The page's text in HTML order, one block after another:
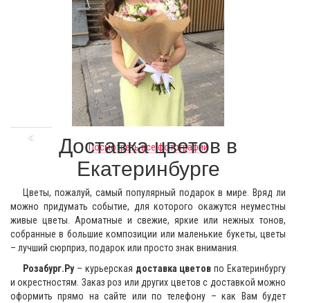
Посмотреть все фотографии
< Доставка цветов в
Екатеринбурге
Цветы, пожалуй, самый популярный подарок в мире. Вряд ли
можно придумать событие, для которого окажутся неуместны
живые цветы. Ароматные и свежие, яркие или нежных тонов,
собранные в большие композиции или маленькие букеты, цветы
– лучший сюрприз, подарок или просто знак внимания.
Розабург.Ру– курьерская доставка цветов по Екатеринбургу
и окрестностям. Заказ роз или других цветов с доставкой можно
оформить прямо на сайте или по телефону – как Вам будет